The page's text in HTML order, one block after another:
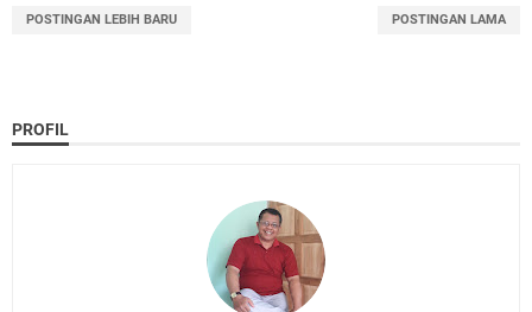
POSTINGAN LEBIH BARU POSTINGAN LAMA
PROFIL